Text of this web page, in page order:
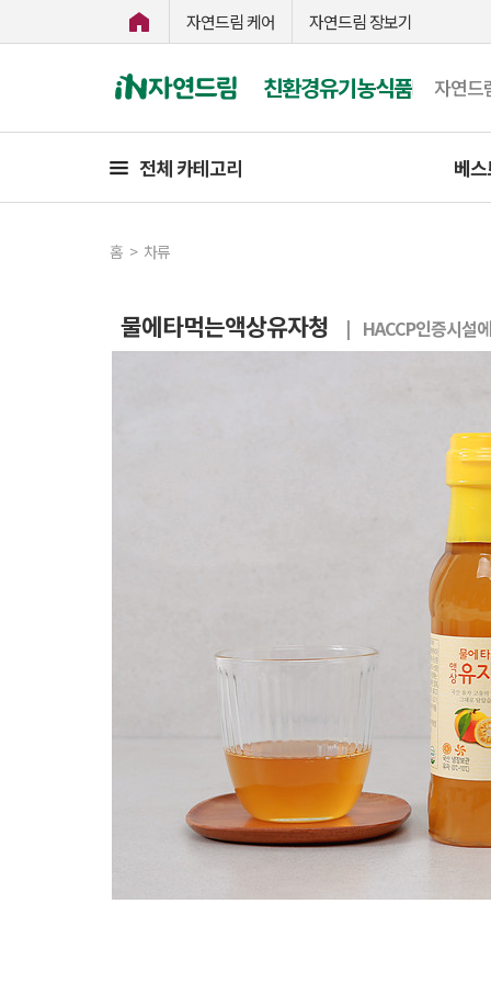
자연드림 케어 자연드림 장보기
친환경유기농식품 자연드
전체 카테고리 베
홈 > 차류
물에타먹는액상유자청 | HACCP인증시설